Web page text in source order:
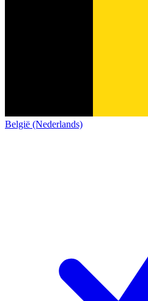
België (Nederlands)